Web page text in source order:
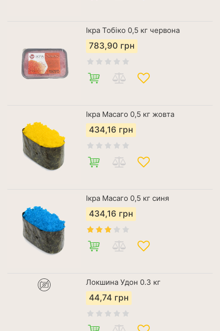
Ікра Тобіко 0,5 кг червона
783,90 грн
Ікра Масаго 0,5 кг жовта
434,16 грн
Ікра Масаго 0,5 кг синя
434,16 грн
Локшина Удон 0.3 кг
44,74 грн